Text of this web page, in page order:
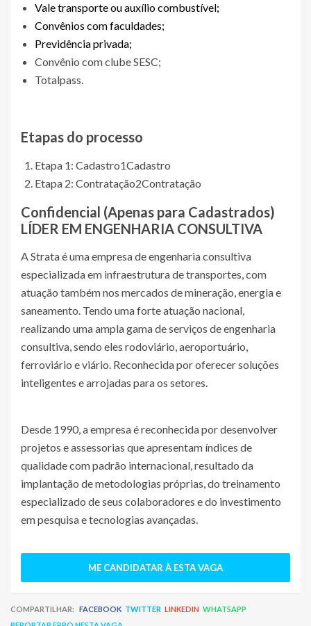
Vale transporte ou auxílio combustível;
Convênios com faculdades;
Previdência privada;
Convênio com clube SESC;
Totalpass.
Etapas do processo
Etapa 1: Cadastro1Cadastro
Etapa 2: Contratação2Contratação
Confidencial (Apenas para Cadastrados)
LÍDER EM ENGENHARIA CONSULTIVA
A Strata é uma empresa de engenharia consultiva
especializada em infraestrutura de transportes, com
atuação também nos mercados de mineração, energia e
saneamento. Tendo uma forte atuação nacional,
realizando uma ampla gama de serviços de engenharia
consultiva, sendo eles rodoviário, aeroportuário,
ferroviário e viário. Reconhecida por oferecer soluções
inteligentes e arrojadas para os setores.
Desde 1990, a empresa é reconhecida por desenvolver
projetos e assessorias que apresentam índices de
qualidade com padrão internacional, resultado da
implantação de metodologias próprias, do treinamento
especializado de seus colaboradores e do investimento
em pesquisa e tecnologias avançadas.
ME CANDIDATAR À ESTA VAGA
COMPARTILHAR: FACEBOOK TWITTER LINKEDIN WHATSAPP